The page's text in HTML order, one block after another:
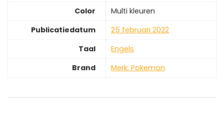
Color
‎Multi kleuren
Publicatiedatum
‎25 februari 2022
Taal
‎Engels
Brand
Merk: Pokemon